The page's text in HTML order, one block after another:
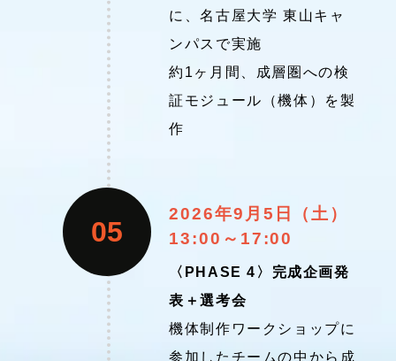
に、名古屋大学 東山キャ
ンパスで実施
約1ヶ月間、成層圏への検
証モジュール（機体）を製
作
05
2026年9月5日（土）
13:00～17:00
〈PHASE 4〉完成企画発
表＋選考会
機体制作ワークショップに
参加したチームの中から成